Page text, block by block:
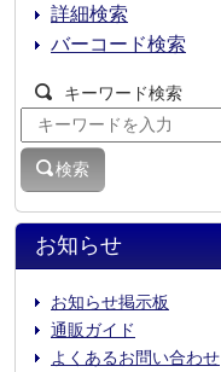
お知らせ
お知らせ掲示板
通販ガイド
よくあるお問い合わせ
詳細検索
バーコード検索
キーワード検索
検索